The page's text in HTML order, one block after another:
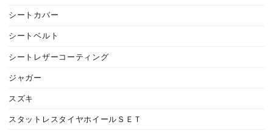
シートカバー
シートベルト
シートレザーコーティング
ジャガー
スズキ
スタットレスタイヤホイールＳＥＴ